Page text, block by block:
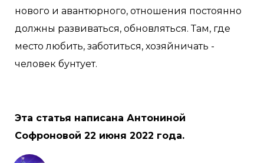
нового и авантюрного, отношения постоянно
должны развиваться, обновляться. Там, где
место любить, заботиться, хозяйничать -
человек бунтует.
Эта статья написана Антониной
Софроновой 22 июня 2022 года.